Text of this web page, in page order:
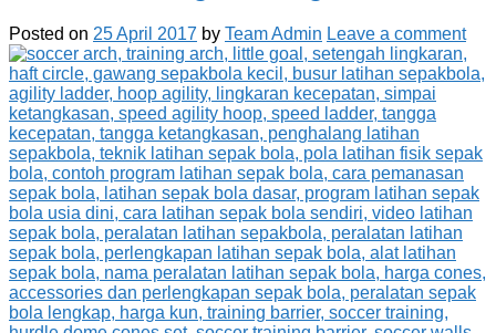
Posted on 25 April 2017 by Team Admin Leave a comment